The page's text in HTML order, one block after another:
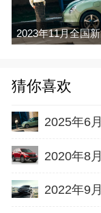
猜你喜欢
2020年8